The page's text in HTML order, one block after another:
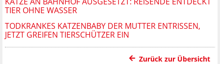
TIER OHNE WASSER
TODKRANKES KATZENBABY DER MUTTER ENTRISSEN,
JETZT GREIFEN TIERSCHÜTZER EIN
Zurück zur Übersicht